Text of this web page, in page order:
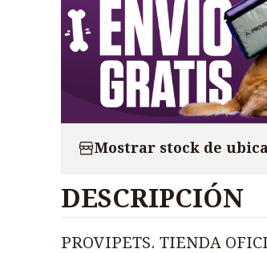
Mostrar stock de
DESCRIPCIÓN
PROVIPETS. TIENDA